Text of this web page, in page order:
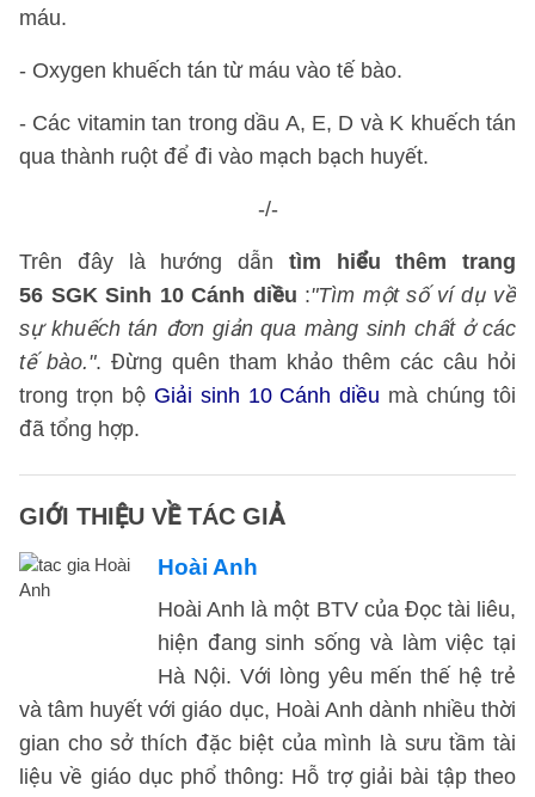
máu.
- Oxygen khuếch tán từ máu vào tế bào.
- Các vitamin tan trong dầu A, E, D và K khuếch tán
qua thành ruột để đi vào mạch bạch huyết.
-/-
Trên đây là hướng dẫn tìm hiểu thêm trang
56 SGK Sinh 10 Cánh diều :"Tìm một số ví dụ về
sự khuếch tán đơn giản qua màng sinh chất ở các
tế bào.". Đừng quên tham khảo thêm các câu hỏi
trong trọn bộ Giải sinh 10 Cánh diều mà chúng tôi
đã tổng hợp.
GIỚI THIỆU VỀ TÁC GIẢ
Hoài Anh
Hoài Anh là một BTV của Đọc tài liêu,
hiện đang sinh sống và làm việc tại
Hà Nội. Với lòng yêu mến thế hệ trẻ
và tâm huyết với giáo dục, Hoài Anh dành nhiều thời
gian cho sở thích đặc biệt của mình là sưu tầm tài
liệu về giáo dục phổ thông: Hỗ trợ giải bài tập theo